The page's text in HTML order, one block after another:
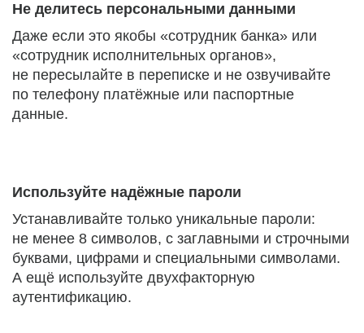
Не делитесь персональными данными
Даже если это якобы «сотрудник банка» или
«сотрудник исполнительных органов»,
не пересылайте в переписке и не озвучивайте
по телефону платёжные или паспортные
данные.
Используйте надёжные пароли
Устанавливайте только уникальные пароли:
не менее 8 символов, с заглавными и строчными
буквами, цифрами и специальными символами.
А ещё используйте двухфакторную
аутентификацию.